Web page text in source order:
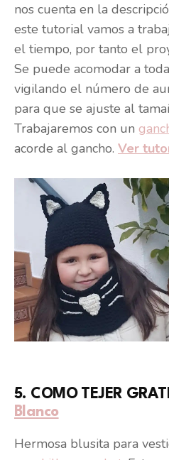
nos cuenta en la
este tutorial vamos a
el tiempo, por tanto el
Se puede acomodar a
vigilando el número de
para que se ajuste al
Trabajaremos con un
acorde al gancho. Ver
5. COMO TEJER
Blanco
Hermosa blusita para